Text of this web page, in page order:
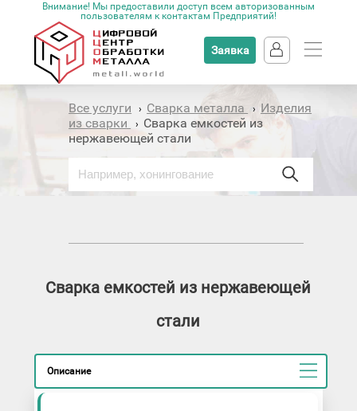
Внимание! Мы предоставили доступ всем авторизованным
пользователям к контактам Предприятий!
Заявка
Все услуги › Сварка металла › Изделия
из сварки
› Сварка емкостей из
нержавеющей стали
Сварка емкостей из нержавеющей
стали
Описание